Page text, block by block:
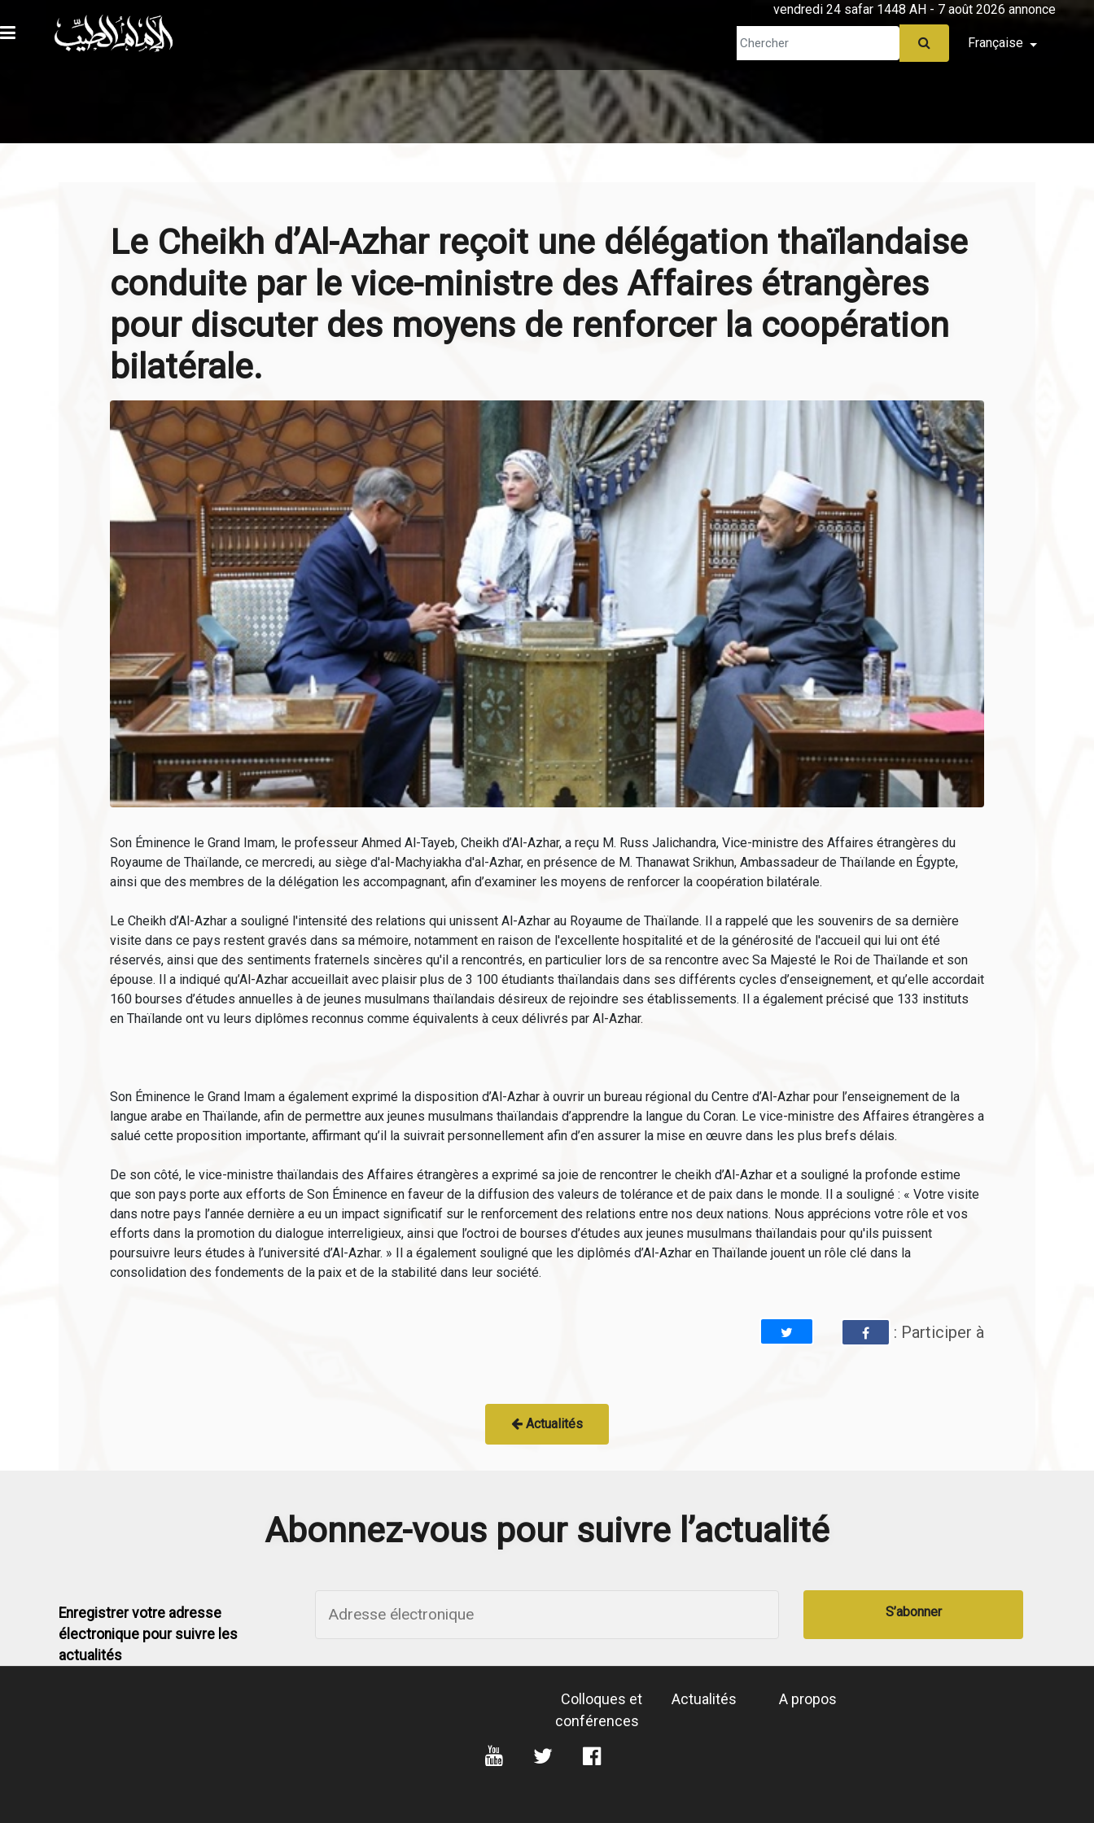
vendredi 24 safar 1448 AH - 7 août 2026 annonce
Française
Le Cheikh d’Al-Azhar reçoit une délégation thaïlandaise
conduite par le vice-ministre des Affaires étrangères
pour discuter des moyens de renforcer la coopération
bilatérale.
Son Éminence le Grand Imam, le professeur Ahmed Al-Tayeb, Cheikh d’Al-Azhar, a reçu M. Russ Jalichandra, Vice-ministre des Affaires étrangères du
Royaume de Thaïlande, ce mercredi, au siège d'al-Machyiakha d'al-Azhar, en présence de M. Thanawat Srikhun, Ambassadeur de Thaïlande en Égypte,
ainsi que des membres de la délégation les accompagnant, afin d’examiner les moyens de renforcer la coopération bilatérale.
Le Cheikh d’Al-Azhar a souligné l'intensité des relations qui unissent Al-Azhar au Royaume de Thaïlande. Il a rappelé que les souvenirs de sa dernière
visite dans ce pays restent gravés dans sa mémoire, notamment en raison de l'excellente hospitalité et de la générosité de l'accueil qui lui ont été
réservés, ainsi que des sentiments fraternels sincères qu'il a rencontrés, en particulier lors de sa rencontre avec Sa Majesté le Roi de Thaïlande et son
épouse. Il a indiqué qu’Al-Azhar accueillait avec plaisir plus de 3 100 étudiants thaïlandais dans ses différents cycles d’enseignement, et qu’elle accordait
160 bourses d’études annuelles à de jeunes musulmans thaïlandais désireux de rejoindre ses établissements. Il a également précisé que 133 instituts
en Thaïlande ont vu leurs diplômes reconnus comme équivalents à ceux délivrés par Al-Azhar.
Son Éminence le Grand Imam a également exprimé la disposition d’Al-Azhar à ouvrir un bureau régional du Centre d’Al-Azhar pour l’enseignement de la
langue arabe en Thaïlande, afin de permettre aux jeunes musulmans thaïlandais d’apprendre la langue du Coran. Le vice-ministre des Affaires étrangères a
salué cette proposition importante, affirmant qu’il la suivrait personnellement afin d’en assurer la mise en œuvre dans les plus brefs délais.
De son côté, le vice-ministre thaïlandais des Affaires étrangères a exprimé sa joie de rencontrer le cheikh d’Al-Azhar et a souligné la profonde estime
que son pays porte aux efforts de Son Éminence en faveur de la diffusion des valeurs de tolérance et de paix dans le monde. Il a souligné : « Votre visite
dans notre pays l’année dernière a eu un impact significatif sur le renforcement des relations entre nos deux nations. Nous apprécions votre rôle et vos
efforts dans la promotion du dialogue interreligieux, ainsi que l’octroi de bourses d’études aux jeunes musulmans thaïlandais pour qu'ils puissent
poursuivre leurs études à l’université d’Al-Azhar. » Il a également souligné que les diplômés d’Al-Azhar en Thaïlande jouent un rôle clé dans la
consolidation des fondements de la paix et de la stabilité dans leur société.
: Participer à
Actualités
Abonnez-vous pour suivre l’actualité
Enregistrer votre adresse
électronique pour suivre les
actualités
S’abonner
A propos
Actualités
Colloques et
conférences